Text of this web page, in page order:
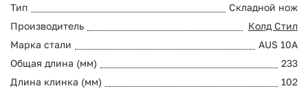
Тип
Складной нож
Производитель
Колд Стил
Марка стали
AUS 10A
Общая длина (мм)
233
Длина клинка (мм)
102